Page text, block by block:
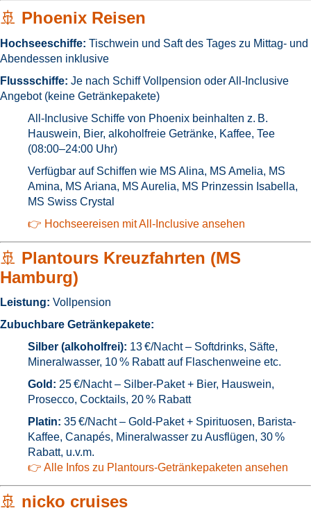
🚢 Phoenix Reisen
Hochseeschiffe: Tischwein und Saft des Tages zu Mittag- und
Abendessen inklusive
Flussschiffe: Je nach Schiff Vollpension oder All-Inclusive
Angebot (keine Getränkepakete)
All-Inclusive Schiffe von Phoenix beinhalten z. B.
Hauswein, Bier, alkoholfreie Getränke, Kaffee, Tee
(08:00–24:00 Uhr)
Verfügbar auf Schiffen wie MS Alina, MS Amelia, MS
Amina, MS Ariana, MS Aurelia, MS Prinzessin Isabella,
MS Swiss Crystal
👉 Hochseereisen mit All-Inclusive ansehen
🚢 Plantours Kreuzfahrten (MS
Hamburg)
Leistung: Vollpension
Zubuchbare Getränkepakete:
Silber (alkoholfrei): 13 €/Nacht – Softdrinks, Säfte,
Mineralwasser, 10 % Rabatt auf Flaschenweine etc.
Gold: 25 €/Nacht – Silber-Paket + Bier, Hauswein,
Prosecco, Cocktails, 20 % Rabatt
Platin: 35 €/Nacht – Gold-Paket + Spirituosen, Barista-
Kaffee, Canapés, Mineralwasser zu Ausflügen, 30 %
Rabatt, u.v.m.
👉 Alle Infos zu Plantours-Getränkepaketen ansehen
🚢 nicko cruises